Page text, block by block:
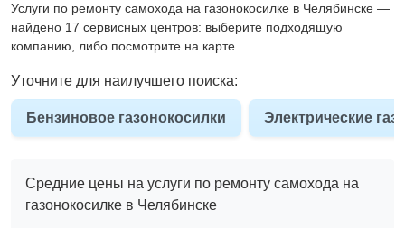
Услуги по ремонту самохода на газонокосилке в Челябинске —
найдено 17 сервисных центров: выберите подходящую
компанию, либо посмотрите на карте.
Уточните для наилучшего поиска:
Бензиновое газонокосилки Электрические
Средние цены на услуги по ремонту самохода на
газонокосилке в Челябинске